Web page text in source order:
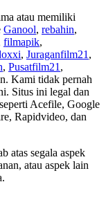
atau memiliki
Ganool, rebahin,
filmapik,
, Juraganfilm21 ,
, Pusatfilm21 ,
Kami tidak pernah
Situs ini legal dan
Acefile, Google
Rapidvideo, dan
atas segala aspek
atau aspek lain